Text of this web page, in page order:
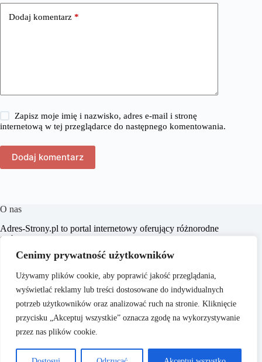
Cenimy prywatność użytkowników
Używamy plików cookie, aby poprawić jakość przeglądania,
wyświetlać reklamy lub treści dostosowane do indywidualnych
potrzeb użytkowników oraz analizować ruch na stronie. Kliknięcie
przycisku „Akceptuj wszystkie” oznacza zgodę na wykorzystywanie
przez nas plików cookie.
Dodaj komentarz *
Zapisz moje imię i nazwisko, adres e-mail i stronę
internetową w tej przeglądarce do następnego komentowania.
Dodaj komentarz
O nas
​Adres-Strony.pl to portal internetowy oferujący różnorodne
treści z dziedzin takich jak dom, biznes, moda, lifestyle,
zakupy, zdrowie, edukacja, prawo, sport i świat. Naszym
celem jest dostarczanie czytelnikom aktualnych i
praktycznych informacji, które wspierają ich w codziennych
wyborach i inspirują do działania.
Copyright © 2026 - Adres-
O nas
Polityka Prywatności